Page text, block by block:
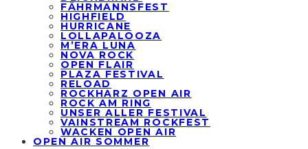
FÄHRMANNSFEST
HIGHFIELD
HURRICANE
LOLLAPALOOZA
M’ERA LUNA
NOVA ROCK
OPEN FLAIR
PLAZA FESTIVAL
RELOAD
ROCKHARZ OPEN AIR
ROCK AM RING
UNSER ALLER FESTIVAL
VAINSTREAM ROCKFEST
WACKEN OPEN AIR
OPEN AIR SOMMER